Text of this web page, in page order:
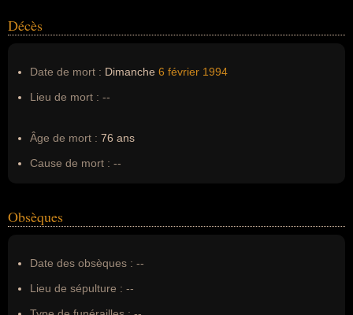
Décès
Date de mort : Dimanche 6 février 1994
Lieu de mort : --
Âge de mort : 76 ans
Cause de mort : --
Obsèques
Date des obsèques : --
Lieu de sépulture : --